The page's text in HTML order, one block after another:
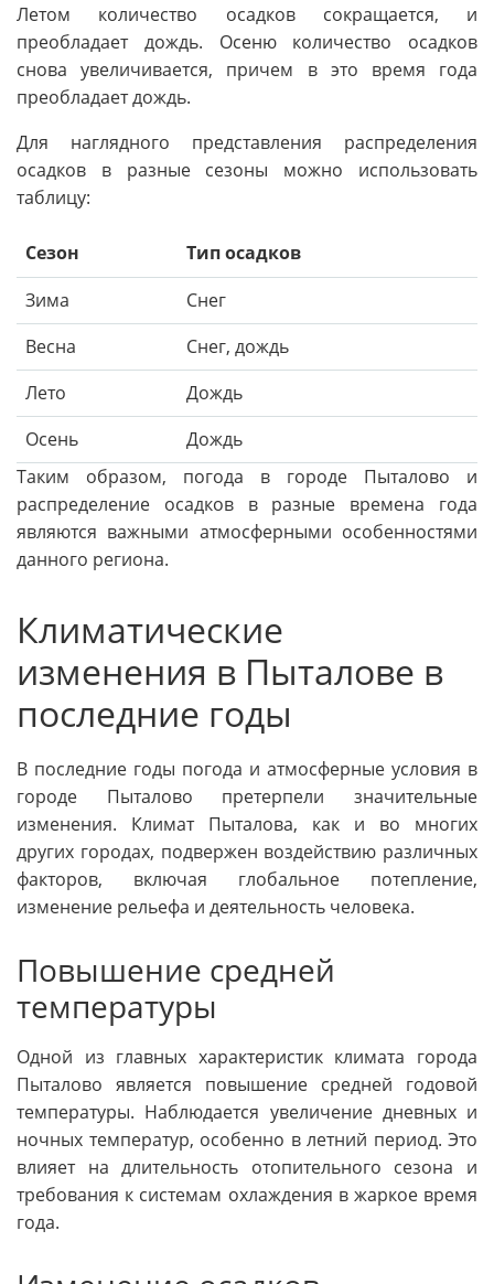
Летом количество осадков сокращается, и
преобладает дождь. Осеню количество осадков
снова увеличивается, причем в это время года
преобладает дождь.
Для наглядного представления распределения
осадков в разные сезоны можно использовать
таблицу:
Сезон
Тип осадков
Зима
Снег
Весна
Снег, дождь
Лето
Дождь
Осень
Дождь
Таким образом, погода в городе Пыталово и
распределение осадков в разные времена года
являются важными атмосферными особенностями
данного региона.
Климатические
изменения в Пыталове в
последние годы
В последние годы погода и атмосферные условия в
городе Пыталово претерпели значительные
изменения. Климат Пыталова, как и во многих
других городах, подвержен воздействию различных
факторов, включая глобальное потепление,
изменение рельефа и деятельность человека.
Повышение средней
температуры
Одной из главных характеристик климата города
Пыталово является повышение средней годовой
температуры. Наблюдается увеличение дневных и
ночных температур, особенно в летний период. Это
влияет на длительность отопительного сезона и
требования к системам охлаждения в жаркое время
года.